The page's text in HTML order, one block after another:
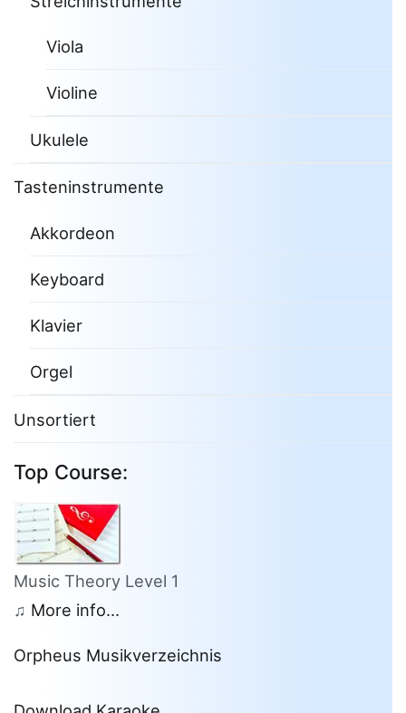
Viola
Violine
Ukulele
Tasteninstrumente
Akkordeon
Keyboard
Klavier
Orgel
Unsortiert
Top Course:
Music Theory Level 1
♫ More info...
Orpheus Musikverzeichnis